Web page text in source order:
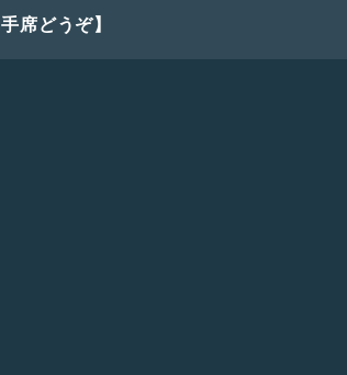
席どうぞ】